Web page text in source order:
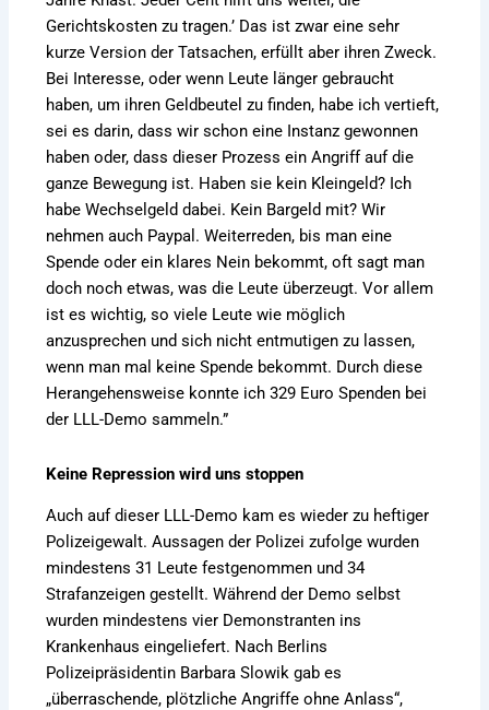
Gerichtskosten zu tragen.’ Das ist zwar eine sehr
kurze Version der Tatsachen, erfüllt aber ihren Zweck.
Bei Interesse, oder wenn Leute länger gebraucht
haben, um ihren Geldbeutel zu finden, habe ich vertieft,
sei es darin, dass wir schon eine Instanz gewonnen
haben oder, dass dieser Prozess ein Angriff auf die
ganze Bewegung ist. Haben sie kein Kleingeld? Ich
habe Wechselgeld dabei. Kein Bargeld mit? Wir
nehmen auch Paypal. Weiterreden, bis man eine
Spende oder ein klares Nein bekommt, oft sagt man
doch noch etwas, was die Leute überzeugt. Vor allem
ist es wichtig, so viele Leute wie möglich
anzusprechen und sich nicht entmutigen zu lassen,
wenn man mal keine Spende bekommt. Durch diese
Herangehensweise konnte ich 329 Euro Spenden bei
der LLL-Demo sammeln.”
Keine Repression wird uns stoppen
Auch auf dieser LLL-Demo kam es wieder zu heftiger
Polizeigewalt. Aussagen der Polizei zufolge wurden
mindestens 31 Leute festgenommen und 34
Strafanzeigen gestellt. Während der Demo selbst
wurden mindestens vier Demonstranten ins
Krankenhaus eingeliefert. Nach Berlins
Polizeipräsidentin Barbara Slowik gab es
„überraschende, plötzliche Angriffe ohne Anlass“,